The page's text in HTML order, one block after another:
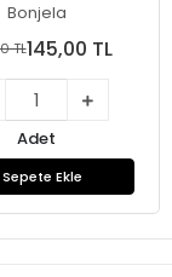
Bonjela
TL145,00 TL
Adet
Sepete Ekle